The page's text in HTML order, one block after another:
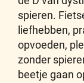
spieren.
liefhebben,
opvoeden,
zonder
beetje gaan